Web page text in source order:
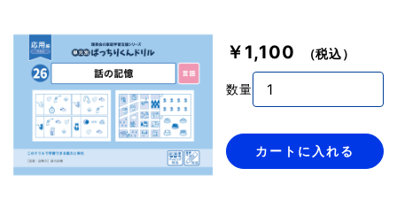
￥1,100 （税込）
数量
カートに入れる